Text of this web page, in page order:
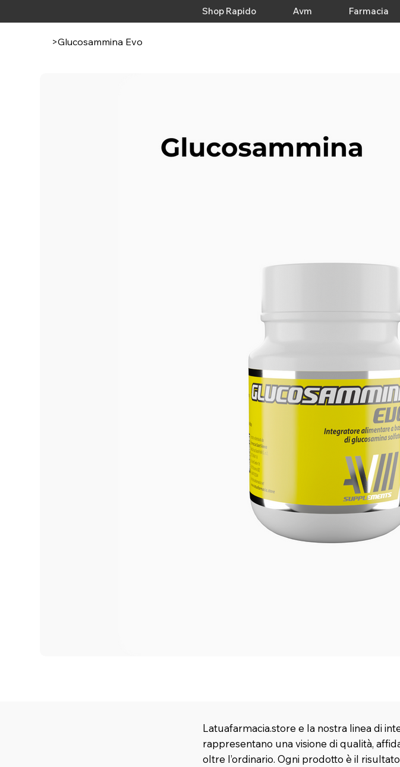
Shop Rapido Avm Farmacia
>Glucosammina Evo
Latuafarmacia.store e la nostra linea di
rappresentano una visione di qualità,
oltre l’ordinario. Ogni prodotto è il